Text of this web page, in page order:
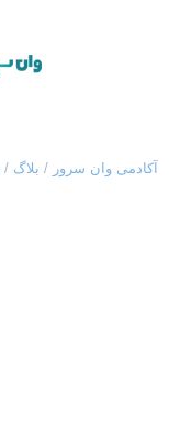
آکادمی وان سرور / بلاگ /